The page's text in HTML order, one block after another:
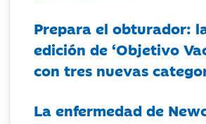
Prepara el obturador:
edición de ‘Objetivo
con tres nuevas
La enfermedad de